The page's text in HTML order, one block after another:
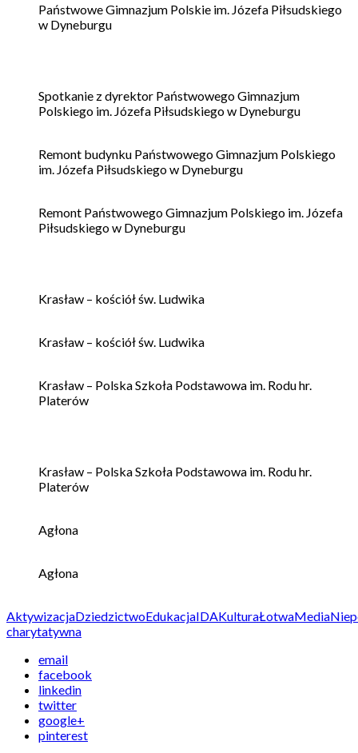
Państwowe Gimnazjum Polskie im. Józefa Piłsudskiego
w Dyneburgu
Spotkanie z dyrektor Państwowego Gimnazjum
Polskiego im. Józefa Piłsudskiego w Dyneburgu
Remont budynku Państwowego Gimnazjum Polskiego
im. Józefa Piłsudskiego w Dyneburgu
Remont Państwowego Gimnazjum Polskiego im. Józefa
Piłsudskiego w Dyneburgu
Krasław – kościół św. Ludwika
Krasław – kościół św. Ludwika
Krasław – Polska Szkoła Podstawowa im. Rodu hr.
Platerów
Krasław – Polska Szkoła Podstawowa im. Rodu hr.
Platerów
Agłona
Agłona
AktywizacjaDziedzictwoEdukacjaIDAKulturaŁotwaMedia
charytatywna
email
facebook
linkedin
twitter
google+
pinterest